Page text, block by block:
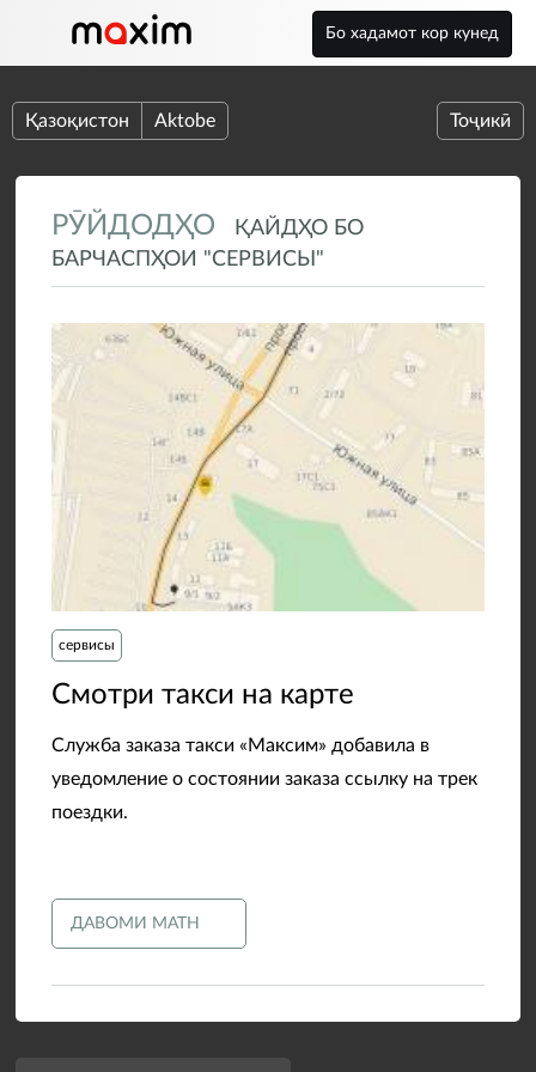
Бо хадамот кор кунед
Қазоқистон Aktobe Тоҷикӣ
РӮЙДОДҲО
ҚАЙДҲО БО
БАРЧАСПҲОИ "СЕРВИСЫ"
сервисы
​Смотри такси на карте
Служба заказа такси «Максим» добавила в
уведомление о состоянии заказа ссылку на трек
поездки.
ДАВОМИ МАТН